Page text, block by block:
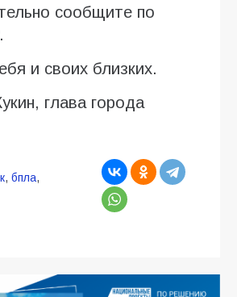
сообщите по
и своих близких.
глава города
, бпла,